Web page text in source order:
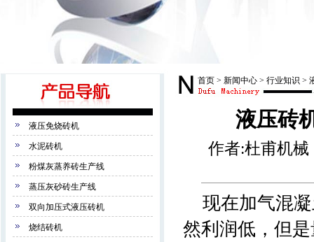
液压免烧砖机
水泥砖机
粉煤灰蒸养砖生产线
蒸压灰砂砖生产线
双向加压式液压砖机
烧结砖机
首页 > 新闻中心 > 行业知识 >
液压砖
作者:杜甫机
现在加气混
然利润低，但